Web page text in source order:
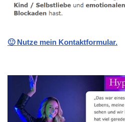
🙂 Nutze mein Kontaktformular.